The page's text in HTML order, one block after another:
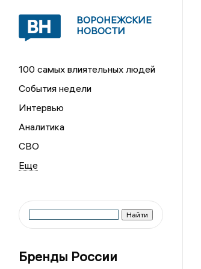
ВОРОНЕЖСКИЕ
НОВОСТИ
100 самых влиятельных людей
События недели
Интервью
Аналитика
СВО
Бренды России